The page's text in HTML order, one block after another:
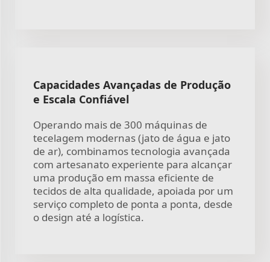
Capacidades Avançadas de Produção
e Escala Confiável
Operando mais de 300 máquinas de
tecelagem modernas (jato de água e jato
de ar), combinamos tecnologia avançada
com artesanato experiente para alcançar
uma produção em massa eficiente de
tecidos de alta qualidade, apoiada por um
serviço completo de ponta a ponta, desde
o design até a logística.